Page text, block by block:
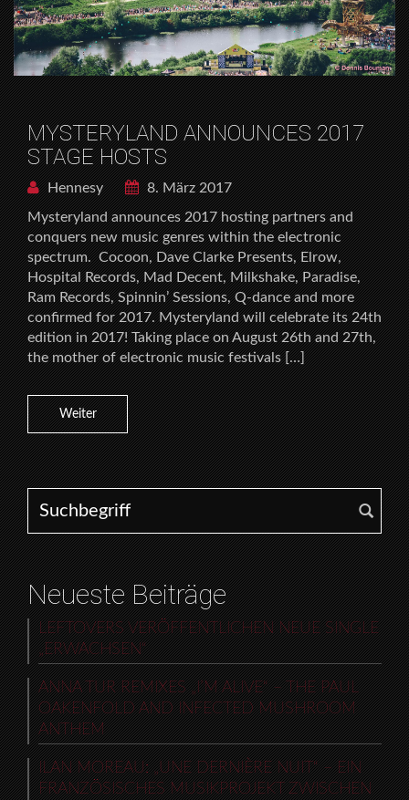
MYSTERYLAND ANNOUNCES 2017
STAGE HOSTS
Hennesy
8. März 2017
Mysteryland announces 2017 hosting partners and
conquers new music genres within the electronic
spectrum. Cocoon, Dave Clarke Presents, Elrow,
Hospital Records, Mad Decent, Milkshake, Paradise,
Ram Records, Spinnin’ Sessions, Q-dance and more
confirmed for 2017. Mysteryland will celebrate its 24th
edition in 2017! Taking place on August 26th and 27th,
the mother of electronic music festivals […]
Weiter
Search for:
Neueste Beiträge
LEFTOVERS VERÖFFENTLICHEN NEUE SINGLE
„ERWACHSEN“
ANNA TUR REMIXES „I’M ALIVE“ – THE PAUL
OAKENFOLD AND INFECTED MUSHROOM
ANTHEM
ILAN MOREAU: „UNE DERNIÈRE NUIT“ – EIN
FRANZÖSISCHES MUSIKPROJEKT ZWISCHEN